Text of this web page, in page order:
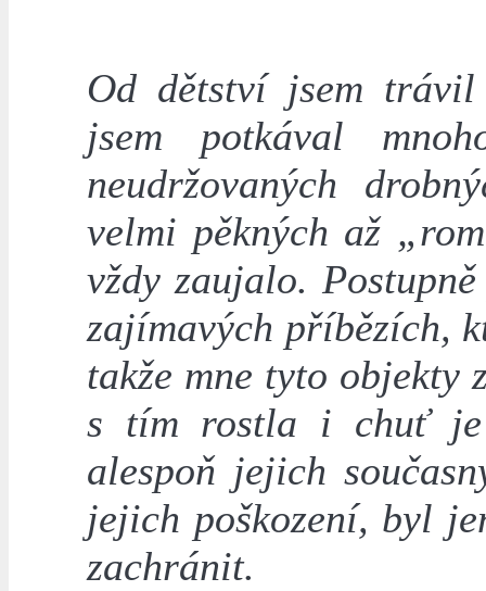
Od dětství jsem
jsem potkával
neudržovaných
velmi pěkných až
vždy zaujalo.
zajímavých příbězích,
takže mne tyto objekty
s tím rostla i chuť je
alespoň jejich
jejich poškození, byl
zachránit.